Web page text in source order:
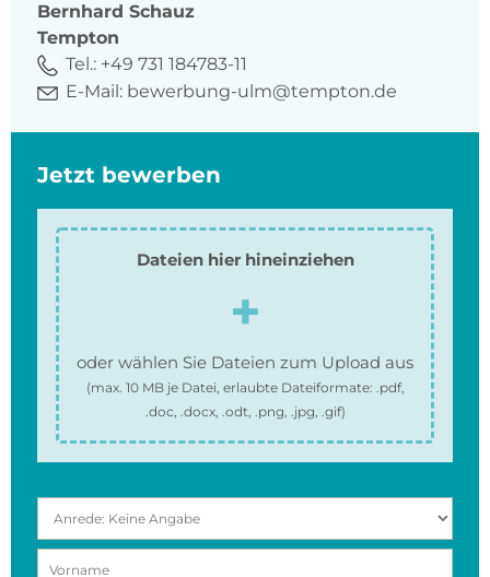
Bernhard Schauz
Tempton
Tel.: +49 731 184783-11
E-Mail: bewerbung-ulm@tempton.de
Jetzt bewerben
Dateien hier hineinziehen
oder wählen Sie Dateien zum Upload aus
(max. 10 MBje Datei, erlaubte Dateiformate: .pdf,
.doc, .docx, .odt, .png, .jpg, .gif)